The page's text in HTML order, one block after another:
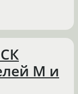
М и